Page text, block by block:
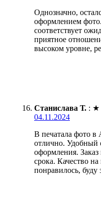
Однозначно,
оформлением
соответствует
приятное
высоком уровне,
Станислава Т. : ★
04.11.2024
В печатала фото в
отлично. Удобный
оформления.
срока. Качество
понравилось, буду